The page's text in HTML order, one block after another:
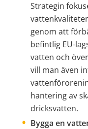
Strategin
genom att
befintlig EU-
vatten och
vill man även
hantering av
dricksvatten.
Bygga en